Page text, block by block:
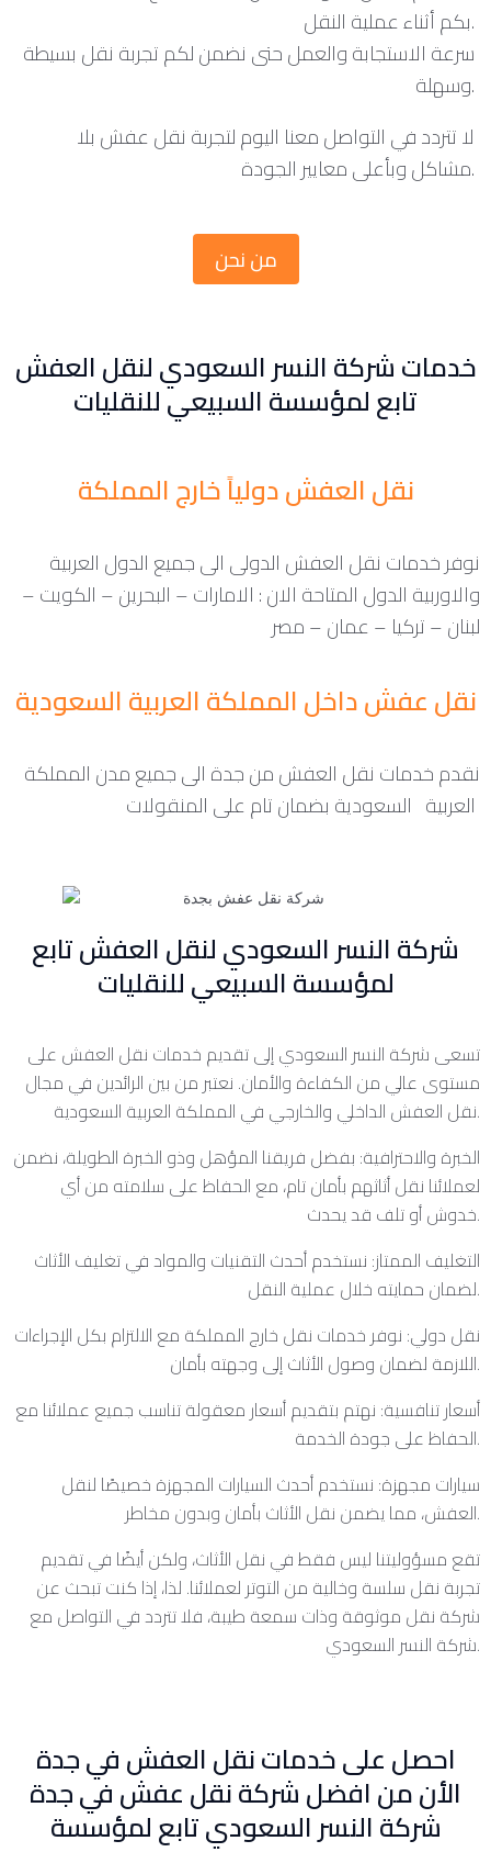
بكم أثناء عملية النقل.
سرعة الاستجابة والعمل حتى نضمن لكم تجربة نقل بسيطة
وسهلة.
لا تتردد في التواصل معنا اليوم لتجربة نقل عفش بلا
مشاكل وبأعلى معايير الجودة.
من نحن
خدمات شركة النسر السعودي لنقل العفش
تابع لمؤسسة السبيعي للنقليات
نقل العفش دولياً خارج المملكة
نوفر خدمات نقل العفش الدولى الى جميع الدول العربية
والاوربية الدول المتاحة الان : الامارات – البحرين – الكويت –
لبنان – تركيا – عمان – مصر
نقل عفش داخل المملكة العربية السعودية
نقدم خدمات نقل العفش من جدة الى جميع مدن المملكة
شركة النسر السعودي لنقل العفش تابع
لمؤسسة السبيعي للنقليات
تسعى شركة النسر السعودي إلى تقديم خدمات نقل العفش على
مستوى عالي من الكفاءة والأمان. نعتبر من بين الرائدين في مجال
نقل العفش الداخلي والخارجي في المملكة العربية السعودية.
الخبرة والاحترافية: بفضل فريقنا المؤهل وذو الخبرة الطويلة، نضمن
لعملائنا نقل أثاثهم بأمان تام، مع الحفاظ على سلامته من أي
خدوش أو تلف قد يحدث.
التغليف الممتاز: نستخدم أحدث التقنيات والمواد في تغليف الأثاث
لضمان حمايته خلال عملية النقل.
نقل دولي: نوفر خدمات نقل خارج المملكة مع الالتزام بكل الإجراءات
اللازمة لضمان وصول الأثاث إلى وجهته بأمان.
أسعار تنافسية: نهتم بتقديم أسعار معقولة تناسب جميع عملائنا مع
الحفاظ على جودة الخدمة.
سيارات مجهزة: نستخدم أحدث السيارات المجهزة خصيصًا لنقل
العفش، مما يضمن نقل الأثاث بأمان وبدون مخاطر.
تقع مسؤوليتنا ليس فقط في نقل الأثاث، ولكن أيضًا في تقديم
تجربة نقل سلسة وخالية من التوتر لعملائنا. لذا، إذا كنت تبحث عن
شركة نقل موثوقة وذات سمعة طيبة، فلا تتردد في التواصل مع
شركة النسر السعودي.
احصل على خدمات نقل العفش في جدة
الأن من افضل شركة نقل عفش في جدة
شركة النسر السعودي تابع لمؤسسة